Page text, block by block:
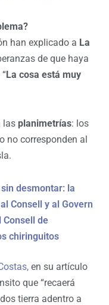
han explicado a La
de que haya
La cosa está muy
las planimetrías: los
no corresponden al
desmontar: la
Consell y al Govern
Consell de
chiringuitos
en su artículo
que “recaerá
tierra adentro a